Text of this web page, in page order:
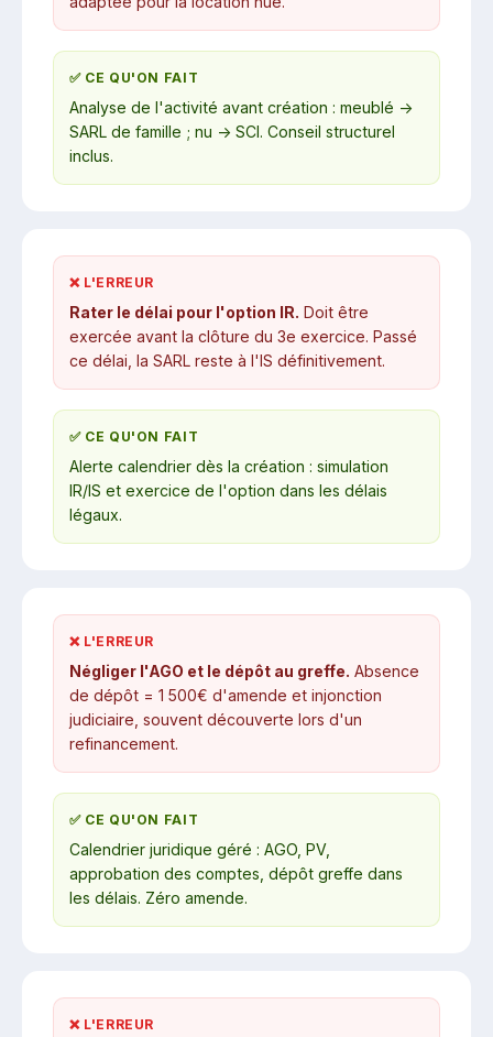
✅ CE QU'ON FAIT
Analyse de l'activité avant création : meublé →
SARL de famille ; nu → SCI. Conseil structurel
inclus.
❌ L'ERREUR
Rater le délai pour l'option IR. Doit être
exercée avant la clôture du 3e exercice. Passé
ce délai, la SARL reste à l'IS définitivement.
✅ CE QU'ON FAIT
Alerte calendrier dès la création : simulation
IR/IS et exercice de l'option dans les délais
légaux.
❌ L'ERREUR
Négliger l'AGO et le dépôt au greffe. Absence
de dépôt = 1 500€ d'amende et injonction
judiciaire, souvent découverte lors d'un
refinancement.
✅ CE QU'ON FAIT
Calendrier juridique géré : AGO, PV,
approbation des comptes, dépôt greffe dans
les délais. Zéro amende.
❌ L'ERREUR